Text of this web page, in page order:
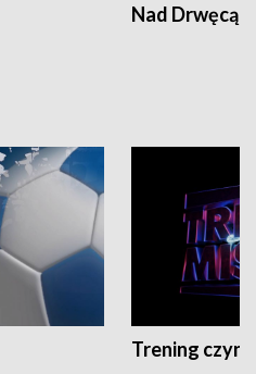
Nad Drwęcą
Trening czyni